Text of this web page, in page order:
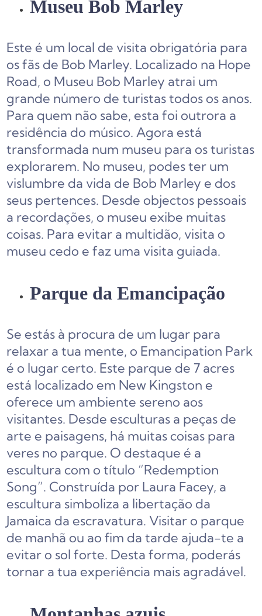
Museu Bob Marley
Este é um local de visita obrigatória para
os fãs de Bob Marley. Localizado na Hope
Road, o Museu Bob Marley atrai um
grande número de turistas todos os anos.
Para quem não sabe, esta foi outrora a
residência do músico. Agora está
transformada num museu para os turistas
explorarem. No museu, podes ter um
vislumbre da vida de Bob Marley e dos
seus pertences. Desde objectos pessoais
a recordações, o museu exibe muitas
coisas. Para evitar a multidão, visita o
museu cedo e faz uma visita guiada.
Parque da Emancipação
Se estás à procura de um lugar para
relaxar a tua mente, o Emancipation Park
é o lugar certo. Este parque de 7 acres
está localizado em New Kingston e
oferece um ambiente sereno aos
visitantes. Desde esculturas a peças de
arte e paisagens, há muitas coisas para
veres no parque. O destaque é a
escultura com o título “Redemption
Song”. Construída por Laura Facey, a
escultura simboliza a libertação da
Jamaica da escravatura. Visitar o parque
de manhã ou ao fim da tarde ajuda-te a
evitar o sol forte. Desta forma, poderás
tornar a tua experiência mais agradável.